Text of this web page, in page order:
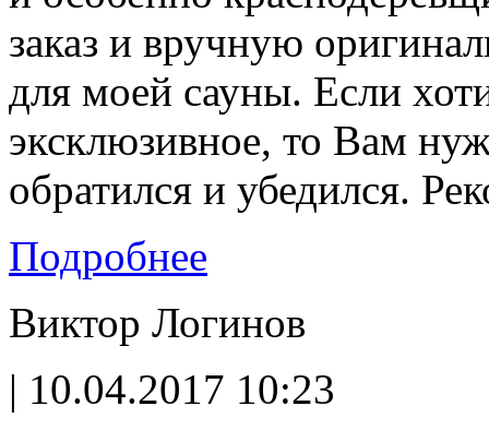
заказ и вручную
для моей сауны. Если
эксклюзивное, то Вам
обратился и убедился.
Подробнее
Виктор Логинов
| 10.04.2017 10:23